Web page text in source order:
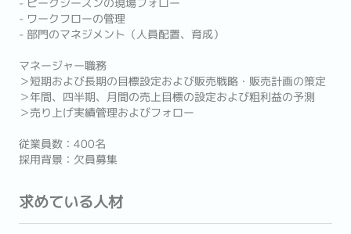
- ピークシーズンの現場フォロー
- ワークフローの管理
- 部門のマネジメント（人員配置、育成）
マネージャー職務
＞短期および長期の目標設定および販売戦略・販売計画の策定
＞年間、四半期、月間の売上目標の設定および粗利益の予測
＞売り上げ実績管理およびフォロー
従業員数：400名
採用背景：欠員募集
求めている人材